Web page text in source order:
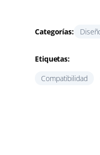
Categorías:
Etiquetas:
Compatibilidad